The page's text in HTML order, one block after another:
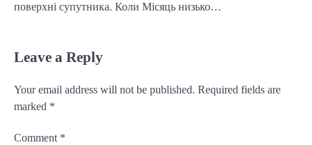
поверхні супутника. Коли Місяць низько…
Leave a Reply
Your email address will not be published. Required fields are
marked *
Comment *